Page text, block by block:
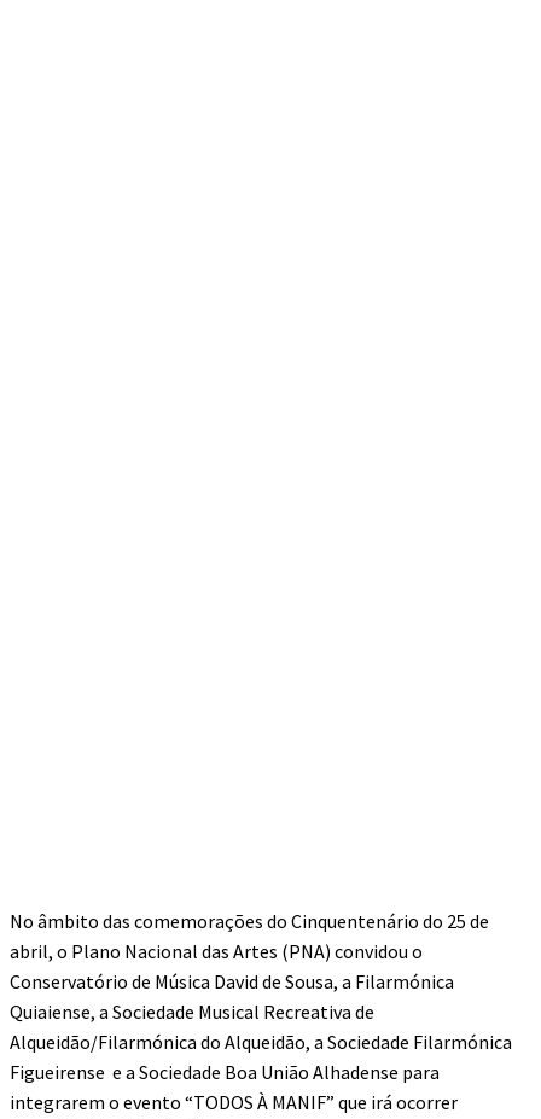
No âmbito das comemorações do Cinquentenário do 25 de
abril, o Plano Nacional das Artes (PNA) convidou o
Conservatório de Música David de Sousa, a Filarmónica
Quiaiense, a Sociedade Musical Recreativa de
Alqueidão/Filarmónica do Alqueidão, a Sociedade Filarmónica
Figueirense e a Sociedade Boa União Alhadense para
integrarem o evento “TODOS À MANIF” que irá ocorrer